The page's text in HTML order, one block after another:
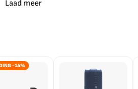
Laad meer
-14%